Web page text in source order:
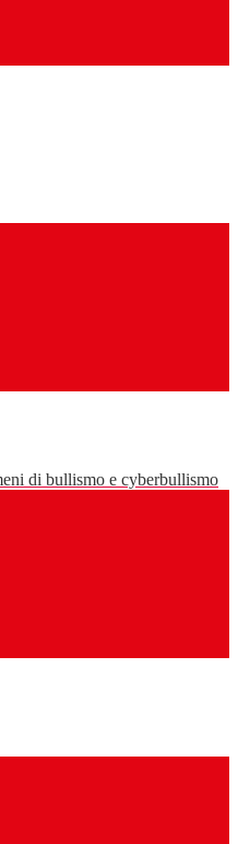
di bullismo e cyberbullismo